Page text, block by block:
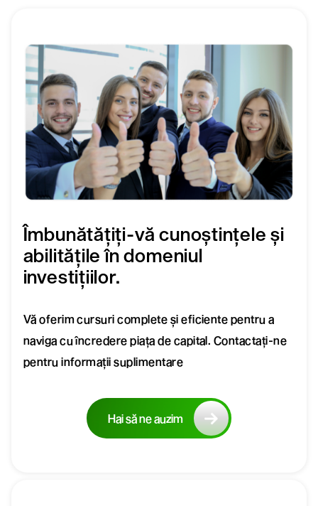
Îmbunătățiți-vă cunoștințele și
abilitățile în domeniul
investițiilor.
Vă oferim cursuri complete și eficiente pentru a
naviga cu încredere piața de capital. Contactați-ne
pentru informații suplimentare
Hai să ne auzim